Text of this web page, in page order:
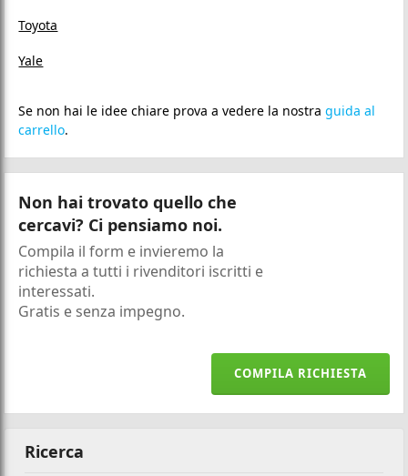
Yale
Se non hai le idee chiare prova a vedere la nostra
guida al
carrello.
Non hai trovato quello che
cercavi? Ci pensiamo noi.
Compila il form e invieremo la
richiesta a tutti i rivenditori iscritti e
interessati.
Gratis e senza impegno.
Ricerca